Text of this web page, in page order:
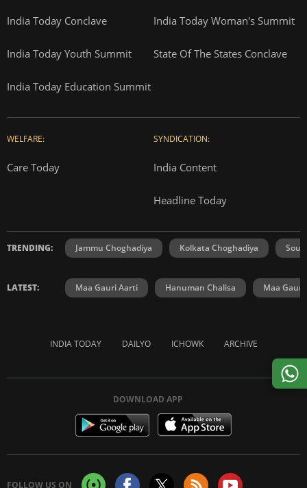
India Today Conclave India Today Woman's Summit
India Today Youth Summit State Of The States Conclave
India Today Education Summit
WELFARE:
Care Today
SYNDICATION:
India Content
Headline Today
TRENDING: Jammu Choghadiya Kolkata Choghadiya
LATEST: Maa Gauri Aarti Hanuman Chalisa Maa Gauri
INDIA TODAY DAILYO ICHOWK ARCHIVE
DOWNLOAD APP
FOLLOW US ON